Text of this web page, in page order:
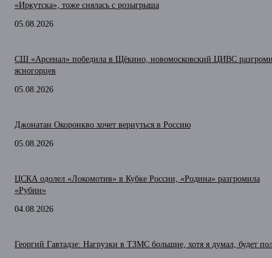
«Иркутска», тоже снялась с розыгрыша
05.08.2026
СШ «Арсенал» победила в Щёкино, новомосковский ЦИВС
ясногорцев
05.08.2026
Джонатан Окоронкво хочет вернуться в Россию
05.08.2026
ЦСКА одолел «Локомотив» в Кубке России, «Родина» разгромила
«Рубин»
04.08.2026
Георгий Гавтадзе: Нагрузки в ТЗМС большие, хотя я думал, будет